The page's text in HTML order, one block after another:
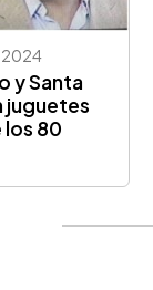
y Santa
juguetes
los 80